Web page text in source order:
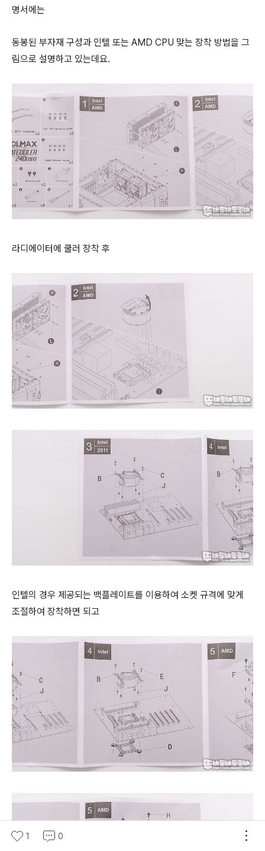
명서에는
동봉된 부자재 구성과 인텔 또는 AMD CPU 맞는 장착 방법을 그
림으로 설명하고 있는데요.
라디에이터에 쿨러 장착 후
인텔의 경우 제공되는 백플레이트를 이용하여 소켓 규격에 맞게
조절하여 장착하면 되고
1 0